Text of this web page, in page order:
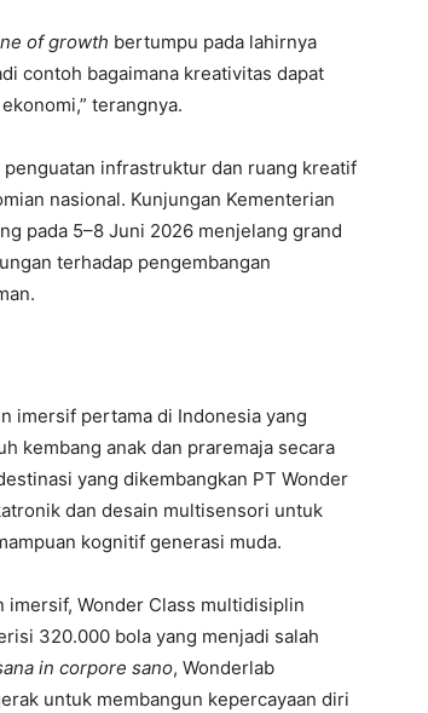
of growth bertumpu pada lahirnya
contoh bagaimana kreativitas dapat
terangnya.
infrastruktur dan ruang kreatif
nasional. Kunjungan Kementerian
pada 5–8 Juni 2026 menjelang grand
terhadap pengembangan
imersif pertama di Indonesia yang
kembang anak dan praremaja secara
yang dikembangkan PT Wonder
dan desain multisensori untuk
kognitif generasi muda.
imersif, Wonder Class multidisiplin
320.000 bola yang menjadi salah
in corpore sano, Wonderlab
untuk membangun kepercayaan diri